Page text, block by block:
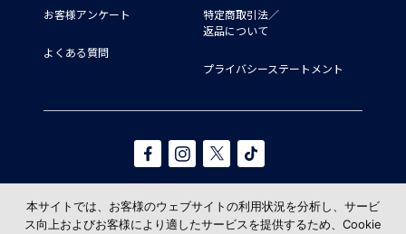
お客様アンケート
よくある質問
特定商取引法／
返品について
プライバシーステートメント
本サイトでは、お客様のウェブサイトの利用状況を分析し、サービ
ス向上およびお客様により適したサービスを提供するため、Cookie